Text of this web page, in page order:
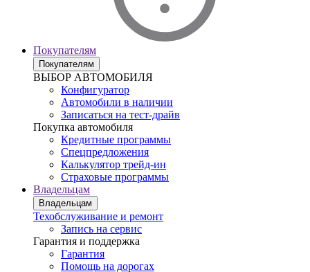
Покупателям
Покупателям
ВЫБОР АВТОМОБИЛЯ
Конфигуратор
Автомобили в наличии
Записаться на тест-драйв
Покупка автомобиля
Кредитные программы
Спецпредложения
Калькулятор трейд-ин
Страховые программы
Владельцам
Владельцам
Техобслуживание и ремонт
Запись на сервис
Гарантия и поддержка
Гарантия
Помощь на дорогах